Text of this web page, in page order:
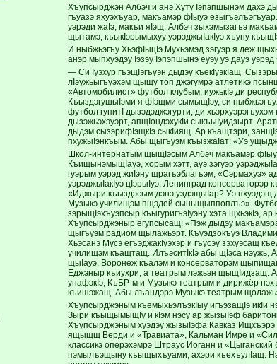
Хъупсырджэн Албэч и анэ Хуту Iэпэпшынэм дахэ
гъуазэ яхуэхъуар, макъамэр фIыуэ
уэрэди жаIэ, макъи яIэщ. Албэч зыхэмызагъэ
щытамэ, къыкIэрымыхуу уэрэджыIакIуэ хъуну
И ныбжьэгъу ХьэфIыцIэ Мухьэмэд зэгуэр я деж
анэр мыпхуэдэу Iэзэу Iэпэпшынэ еуэу уэ дауэ
— Си Iуэхур гъэщIэгъуэн дыдэу къекIуэкIащ.
лIэужьыгъуэхэм щыщу топ джэгумрэ атлетикэ
«Автомобилист» футбол клубым, иужькIэ ди
КъыздэгушыIэми я фIэщми сымыщIэу, си
футбол гупитI дызэдэджэгурти, ди
дызэжьэхэуэрт, апщIондэхукIи сыкъыIуидзырт.
дыдэм сызэрифIэщкIэ сыкIиящ. Ар къащтэри,
пхужыIэнкъым. Абы щыгъуэм къызжаIат: «Уэ
Школ-интернатым щыщIэсым Албэч макъамэр фIыуэ
КъищынэмыщIауэ, хорым хэтт, ауэ зэгуэр
гуэрым уэрэд жиIэну щрагъэблагъэм, «Сэрмахуэ»
уэрэджыIакIуэ цIэрыIуэ, Ленинград
«Иджыри къыздэсым дэнэ уздэщыIар? Уэ пхуэдэщ
Музыкэ училищэм пщэдей сыныщыппоплъэ».
зэрыщIэхъуэпсыр къыгуригъэIуэну хэта щхьэкIэ,
Хъупсырджэныр егупсысащ: «Пэж дыдэу
щыгъуэм радиом щылажьэрт. Къуэдзокъуэ
Хьэсанэ Мусэ егъэджакIуэхэр и гъусэу зэхуэсащ
училищэм къащтащ. ИлъэситIкIэ абы щIэса нэужь,
щыIауэ, Воронеж къалэм и консерваторэм
Еджэныр къиухри, а театрым лэжьэн щыщIидзащ.
унафэкIэ, КъБР-м и Музыкэ театрым и дирижёр
къишэжащ. Абы лъандэрэ Музыкэ театрым
Хъупсырджэным къемыхьэлъэкIыу игъэзащIэ икIи
Зыри къыщымыщIу и кIэм нэсу ар жызыIэф
Хъупсырджэным хуэдэу жызыIэфа Кавказ Ищхъэрэ
ящыщщ Верди и «Травиата», Кальман Имре и
классикэ оперэхэмрэ Штраус Иоганн и
пэмылъэщыну къыщыхъуами, ахэри къехъулIащ.